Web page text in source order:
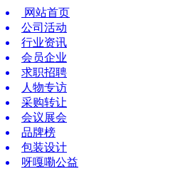
网站首页
公司活动
行业资讯
会员企业
求职招聘
人物专访
采购转让
会议展会
品牌榜
包装设计
呀嘎嘞公益